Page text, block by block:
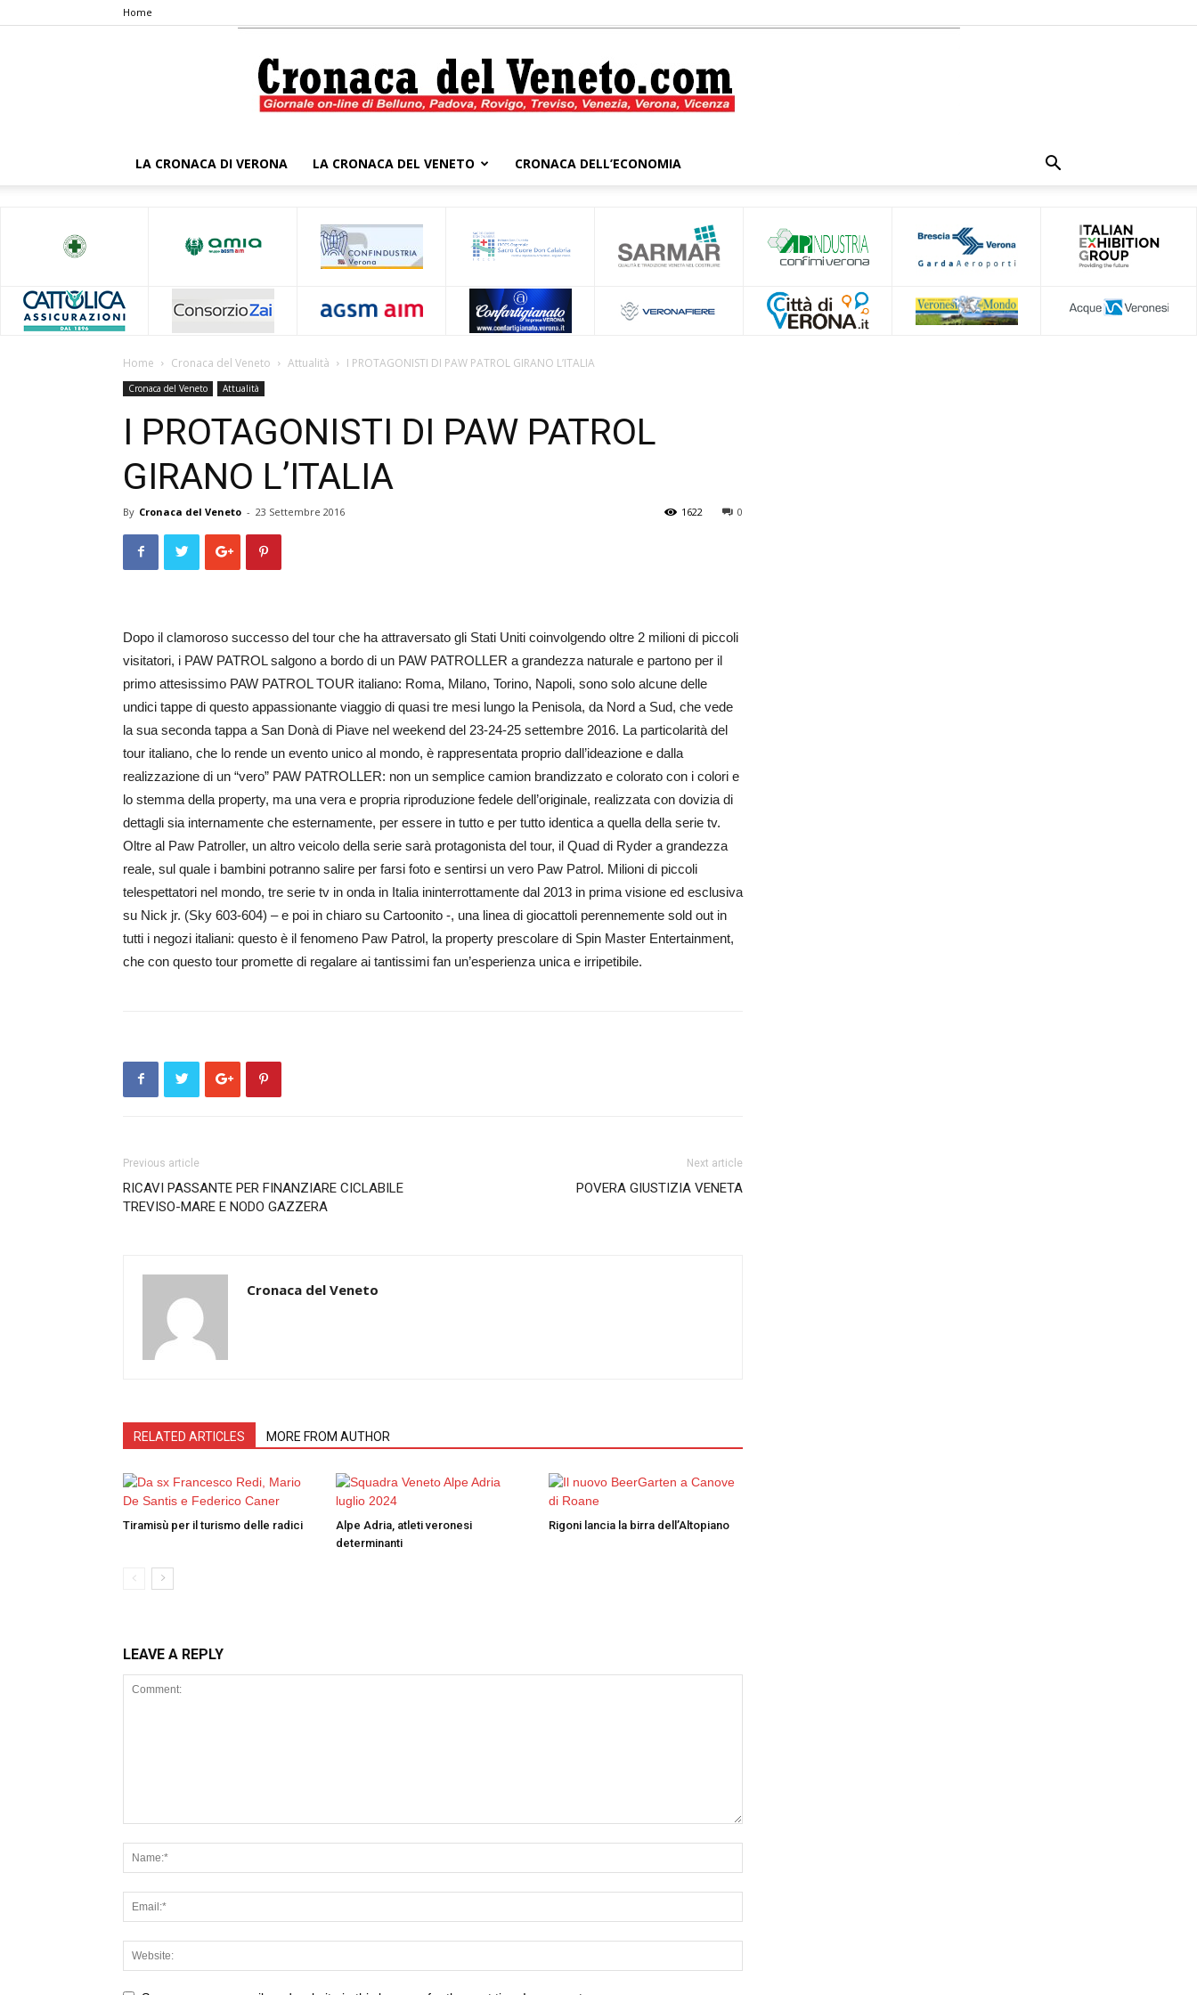
Home
Veneto
LA CRONACA DI VERONA LA CRONACA DEL VENETO CRONACA DELL’ECONOMIA
Home Cronaca del Veneto Attualità I PROTAGONISTI DI PAW PATROL GIRANO L’ITALIA
Cronaca del Veneto Attualità
I PROTAGONISTI DI PAW PATROL
GIRANO L’ITALIA
By Cronaca del Veneto - 23 Settembre 2016 0
1622
Dopo il clamoroso successo del tour che ha attraversato gli Stati Uniti coinvolgendo oltre 2 milioni di piccoli
visitatori, i PAW PATROL salgono a bordo di un PAW PATROLLER a grandezza naturale e partono per il
primo attesissimo PAW PATROL TOUR italiano: Roma, Milano, Torino, Napoli, sono solo alcune delle
undici tappe di questo appassionante viaggio di quasi tre mesi lungo la Penisola, da Nord a Sud, che vede
la sua seconda tappa a San Donà di Piave nel weekend del 23-24-25 settembre 2016. La particolarità del
tour italiano, che lo rende un evento unico al mondo, è rappresentata proprio dall’ideazione e dalla
realizzazione di un “vero” PAW PATROLLER: non un semplice camion brandizzato e colorato con i colori e
lo stemma della property, ma una vera e propria riproduzione fedele dell’originale, realizzata con dovizia di
dettagli sia internamente che esternamente, per essere in tutto e per tutto identica a quella della serie tv.
Oltre al Paw Patroller, un altro veicolo della serie sarà protagonista del tour, il Quad di Ryder a grandezza
reale, sul quale i bambini potranno salire per farsi foto e sentirsi un vero Paw Patrol. Milioni di piccoli
telespettatori nel mondo, tre serie tv in onda in Italia ininterrottamente dal 2013 in prima visione ed esclusiva
su Nick jr. (Sky 603-604) – e poi in chiaro su Cartoonito -, una linea di giocattoli perennemente sold out in
tutti i negozi italiani: questo è il fenomeno Paw Patrol, la property prescolare di Spin Master Entertainment,
che con questo tour promette di regalare ai tantissimi fan un’esperienza unica e irripetibile.
Previous article
RICAVI PASSANTE PER FINANZIARE CICLABILE
TREVISO-MARE E NODO GAZZERA
Next article
POVERA GIUSTIZIA VENETA
Cronaca del Veneto
RELATED ARTICLES MORE FROM AUTHOR
Tiramisù per il turismo delle radici
Alpe Adria, atleti veronesi
determinanti
Rigoni lancia la birra dell’Altopiano
LEAVE A REPLY